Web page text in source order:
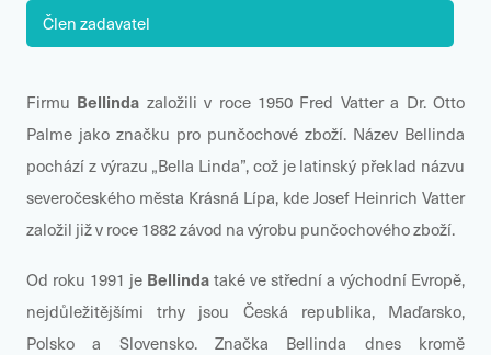
Člen zadavatel
Firmu Bellinda založili v roce 1950 Fred Vatter a Dr. Otto
Palme jako značku pro punčochové zboží. Název Bellinda
pochází z výrazu „Bella Linda”, což je latinský překlad názvu
severočeského města Krásná Lípa, kde Josef Heinrich Vatter
založil již v roce 1882 závod na výrobu punčochového zboží.
Od roku 1991 je Bellinda také ve střední a východní Evropě,
nejdůležitějšími trhy jsou Česká republika, Maďarsko,
Polsko a Slovensko. Značka Bellinda dnes kromě